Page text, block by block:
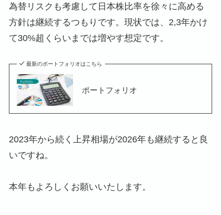
為替リスクも考慮して日本株比率を徐々に高める
方針は継続するつもりです。現状では、2,3年かけ
て30%超くらいまでは増やす想定です。
最新のポートフォリオはこちら
ポートフォリオ
2023年から続く上昇相場が2026年も継続すると良
いですね。
本年もよろしくお願いいたします。